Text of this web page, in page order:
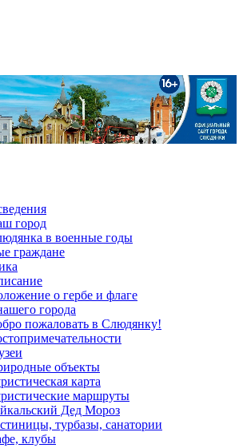
город
в военные годы
граждане
о гербе и флаге
города
пожаловать в Слюдянку!
объекты
карта
маршруты
Дед Мороз
турбазы, санатории
клубы